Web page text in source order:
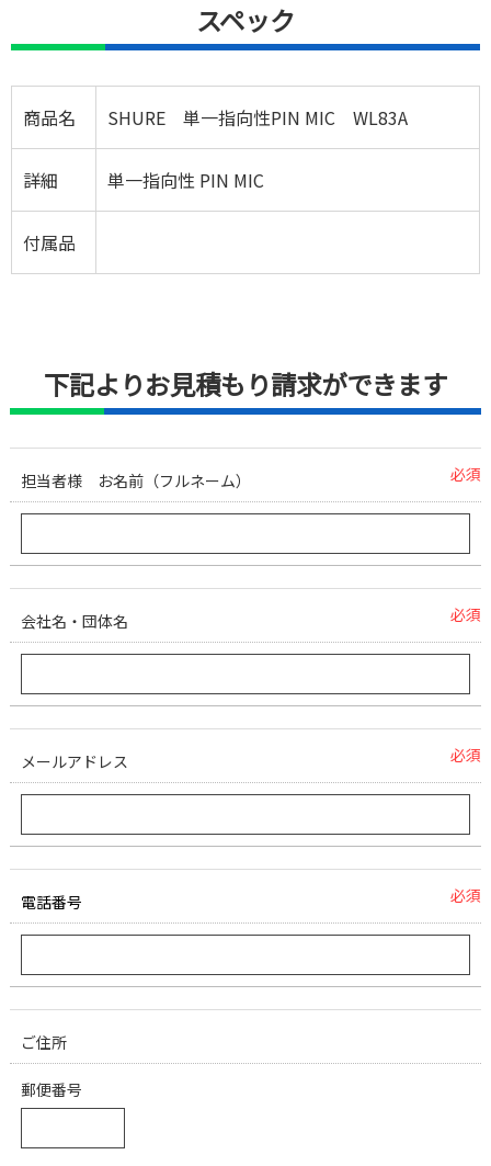
スペック
商品名 SHURE 単一指向性PIN MIC WL83A
詳細 単一指向性 PIN MIC
付属品
下記よりお見積もり請求ができます
担当者様 お名前（フルネーム） 必須
会社名・団体名 必須
メールアドレス 必須
電話番号 必須
ご住所
郵便番号